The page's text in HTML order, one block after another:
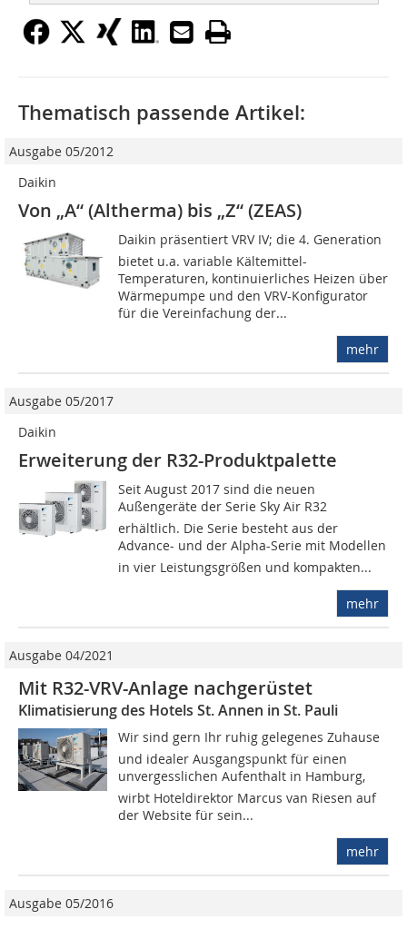
Thematisch passende Artikel:
Ausgabe 05/2012
Daikin
Von „A“ (Altherma) bis „Z“ (ZEAS)
Daikin präsentiert VRV IV; die 4. Generation
bietet u.a. variable Kältemittel-
Temperaturen, kontinuierliches Heizen über
Wärmepumpe und den VRV-Konfigurator
für die Vereinfachung der...
mehr
Ausgabe 05/2017
Daikin
Erweiterung der R32-Produktpalette
Seit August 2017 sind die neuen
Außengeräte der Serie Sky Air R32
erhältlich. Die Serie besteht aus der
Advance- und der Alpha-Serie mit Modellen
in vier Leistungsgrößen und kompakten...
mehr
Ausgabe 04/2021
Mit R32-VRV-Anlage nachgerüstet
Klimatisierung des Hotels St. Annen in St. Pauli
Wir sind gern Ihr ruhig gelegenes Zuhause
und idealer Ausgangspunkt für einen
unvergesslichen Aufenthalt in Hamburg,
wirbt Hoteldirektor Marcus van Riesen auf
der Website für sein...
mehr
Ausgabe 05/2016